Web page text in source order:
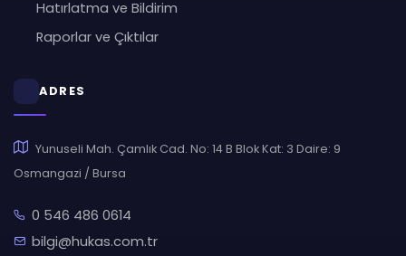
Hatırlatma ve Bildirim
Raporlar ve Çıktılar
ADRES
Yunuseli Mah. Çamlık Cad. No: 14 B Blok Kat: 3 Daire: 9
Osmangazi / Bursa
0 546 486 0614
bilgi@hukas.com.tr